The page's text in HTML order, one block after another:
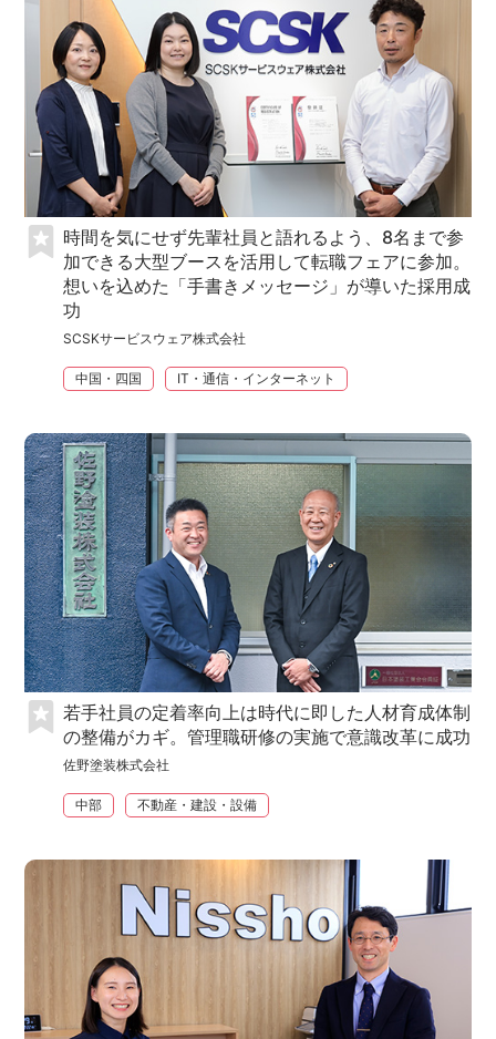
時間を気にせず先輩社員と語れるよう、8名まで参
加できる大型ブースを活用して転職フェアに参加。
想いを込めた「手書きメッセージ」が導いた採用成
功
SCSKサービスウェア株式会社
中国・四国 IT・通信・インターネット
若手社員の定着率向上は時代に即した人材育成体制
の整備がカギ。管理職研修の実施で意識改革に成功
佐野塗装株式会社
中部 不動産・建設・設備